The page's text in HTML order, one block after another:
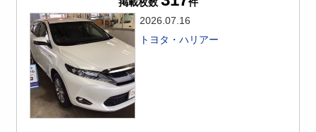
掲載枚数
件
2026.07.16
トヨタ・ハリアー